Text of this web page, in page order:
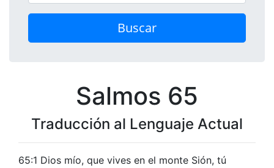
Buscar
Salmos 65
Traducción al Lenguaje Actual
65:1 Dios mío, que vives en el monte Sión, tú